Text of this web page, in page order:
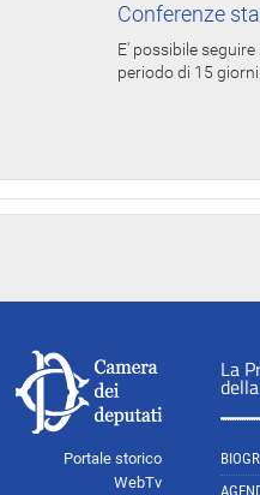
Conferenze
E' possibile
periodo di 15
Portale storico
WebTv
La